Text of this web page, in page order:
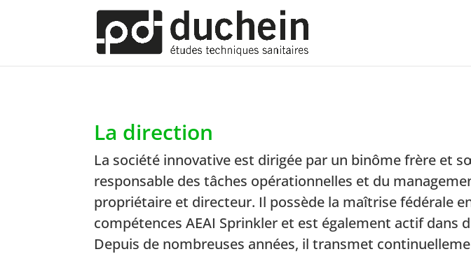
La direction
La société innovative est dirigée par un binôme frère et
responsable des tâches opérationnelles et du
propriétaire et directeur. Il possède la maîtrise fédérale
compétences AEAI Sprinkler et est également actif dans
Depuis de nombreuses années, il transmet